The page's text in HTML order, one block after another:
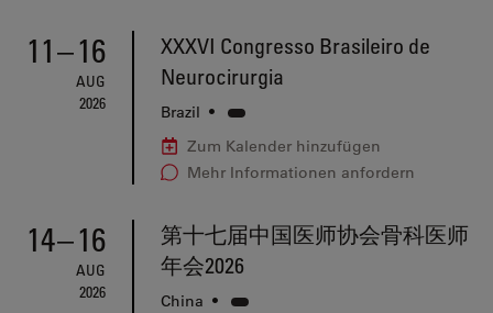
11–16
AUG
2026
XXXVI Congresso Brasileiro de
Neurocirurgia
Brazil •
Zum Kalender hinzufügen
Mehr Informationen anfordern
14–16
AUG
2026
第十七届中国医师协会骨科医师
年会2026
China •